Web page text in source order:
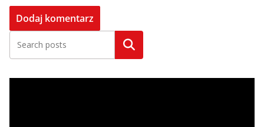
Szukaj